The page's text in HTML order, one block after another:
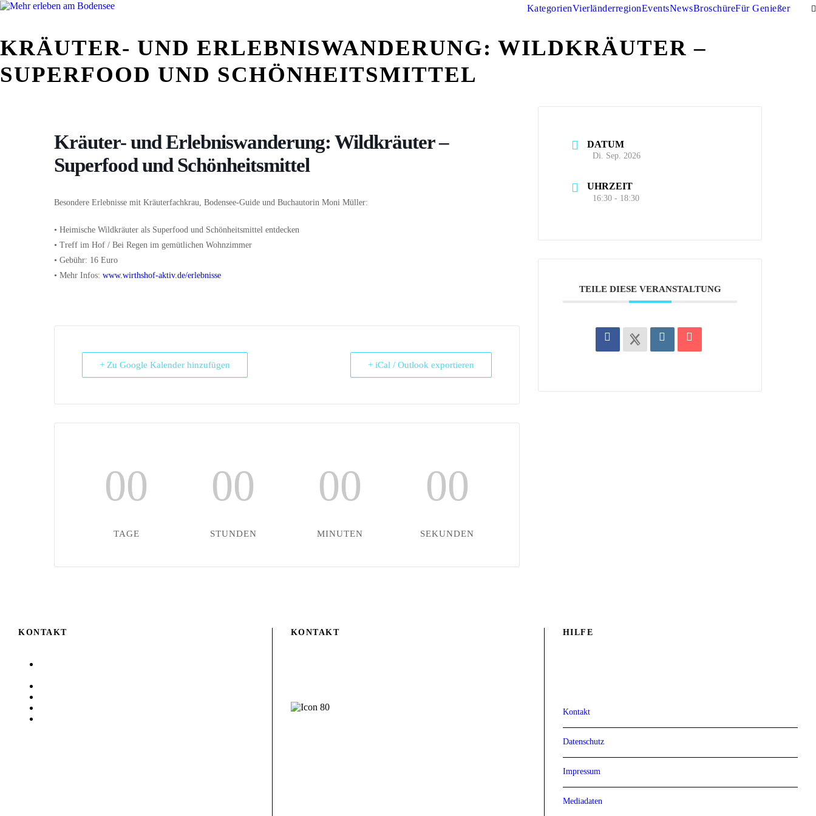
KategorienVierländerregionEventsNewsBroschüreFür Genießer
KRÄUTER- UND ERLEBNISWANDERUNG: WILDKRÄUTER –
SUPERFOOD UND SCHÖNHEITSMITTEL
Kräuter- und Erlebniswanderung: Wildkräuter –
Superfood und Schönheitsmittel
Besondere Erlebnisse mit Kräuterfachkrau, Bodensee-Guide und Buchautorin Moni Müller:
• Heimische Wildkräuter als Superfood und Schönheitsmittel entdecken
• Treff im Hof / Bei Regen im gemütlichen Wohnzimmer
• Gebühr: 16 Euro
• Mehr Infos: www.wirthshof-aktiv.de/erlebnisse
+ Zu Google Kalender hinzufügen + iCal / Outlook exportieren
00
TAGE
00
STUNDEN
00
MINUTEN
00
SEKUNDEN
DATUM
Di. Sep. 2026
UHRZEIT
16:30 - 18:30
TEILE DIESE VERANSTALTUNG
KONTAKT KONTAKT HILFE
Kontakt
Datenschutz
Impressum
Mediadaten